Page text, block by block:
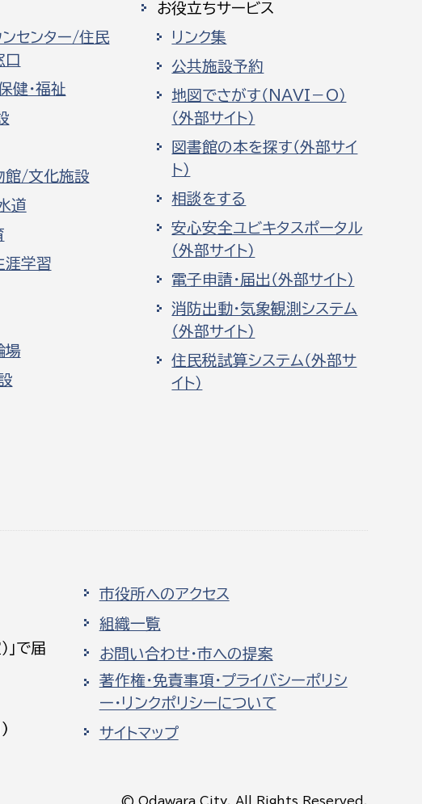
設用度課
事課
警防計画課
救急課
情報司令課
消防課
警防第1課
警防第2課
事務局
事務局
監査事務局
監査事務局
センター/住民
口
健・福祉
館/文化施設
道
涯学習
場
お役立ちサービス
リンク集
公共施設予約
地図でさがす（NAVI－O）
（外部サイト）
図書館の本を探す（外部サイ
ト）
相談をする
安心安全ユビキタスポータル
（外部サイト）
電子申請・届出（外部サイト）
消防出動・気象観測システム
（外部サイト）
住民税試算システム（外部サ
イト）
で届
市役所へのアクセス
組織一覧
お問い合わせ・市への提案
著作権・免責事項・プライバシーポリシ
ー・リンクポリシーについて
サイトマップ
© Odawara City, All Rights Reserved.